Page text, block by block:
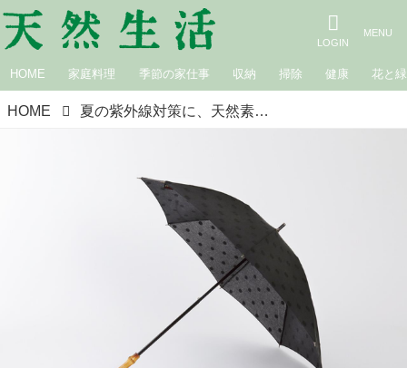
HOME 家庭料理 季節の家仕事 収納 掃除 健康 花と緑
HOME 夏の紫外線対策に、天然素材の「日傘」6選。遮光・UVカット・通気性・晴雨兼用...リアルな声で徹底検証／いいモノあうモノ